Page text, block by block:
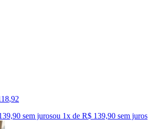
,92
sem jurosou 1x de R$ 139,90 sem juros